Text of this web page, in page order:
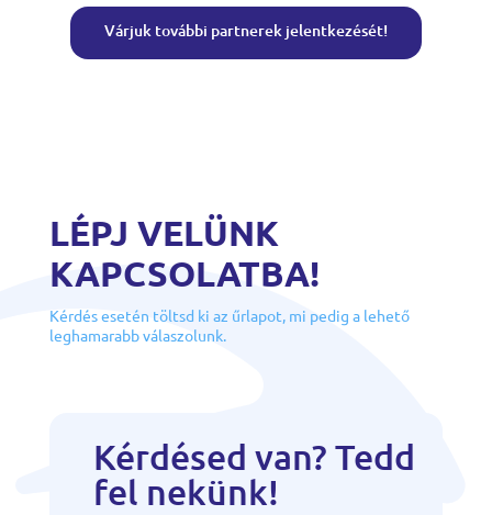
Várjuk további partnerek jelentkezését!
LÉPJ VELÜNK
KAPCSOLATBA!
Kérdés esetén töltsd ki az űrlapot, mi pedig a lehető
leghamarabb válaszolunk.
Kérdésed van? Tedd
fel nekünk!